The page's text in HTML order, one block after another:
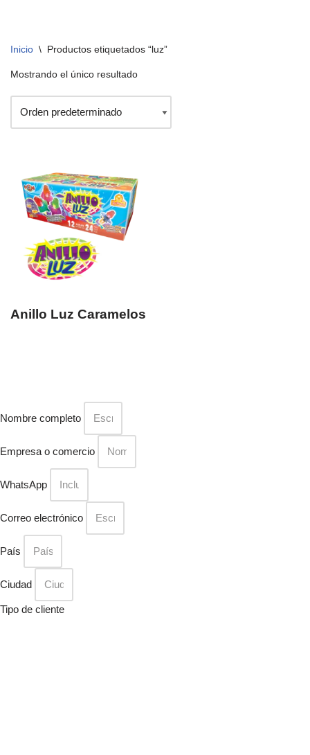
Inicio \ Productos etiquetados “luz”
Mostrando el único resultado
Anillo Luz Caramelos
Nombre completo
Empresa o comercio
WhatsApp
Correo electrónico
País
Ciudad
Tipo de cliente